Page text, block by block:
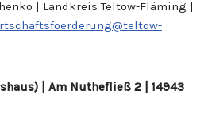
| Landkreis Teltow-Fläming |
| Am Nuthefließ 2 | 14943